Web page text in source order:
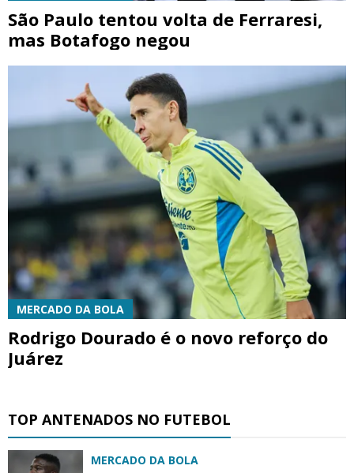
São Paulo tentou volta de Ferraresi,
mas Botafogo negou
MERCADO DA BOLA
Rodrigo Dourado é o novo reforço do
Juárez
TOP ANTENADOS NO FUTEBOL
MERCADO DA BOLA